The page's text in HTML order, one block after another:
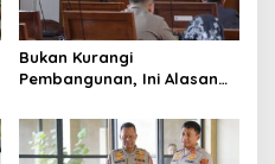
Bukan Kurangi
Pembangunan, Ini Alasan
Pengurangan Belanja
Daerah